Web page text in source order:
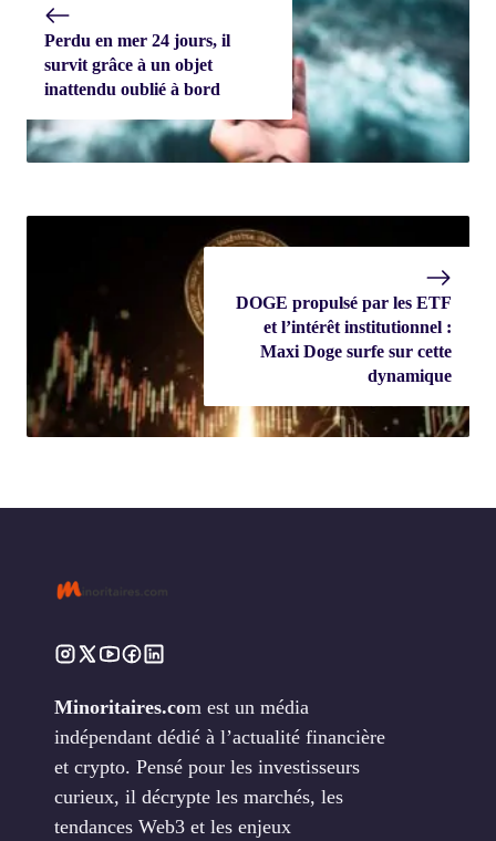
Perdu en mer 24 jours, il
survit grâce à un objet
inattendu oublié à bord
DOGE propulsé par les ETF
et l’intérêt institutionnel :
Maxi Doge surfe sur cette
dynamique
Minoritaires.com est un média
indépendant dédié à l’actualité financière
et crypto. Pensé pour les investisseurs
curieux, il décrypte les marchés, les
tendances Web3 et les enjeux